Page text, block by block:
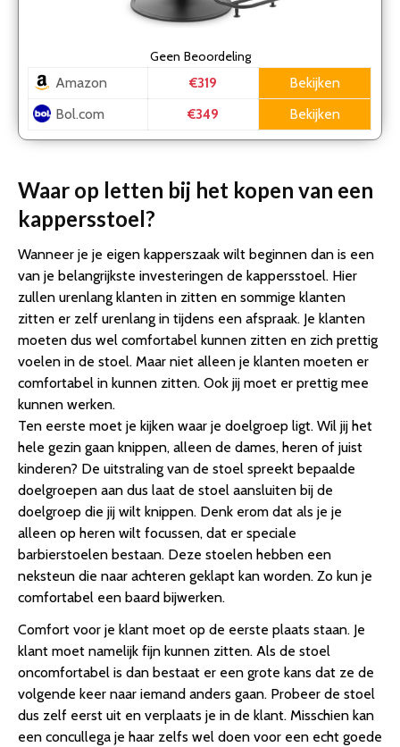
Geen Beoordeling
Amazon €319
Bekijken
Bol.com
€349 Bekijken
Waar op letten bij het kopen van een
kappersstoel?
Wanneer je je eigen kapperszaak wilt beginnen dan is een
van je belangrijkste investeringen de kappersstoel. Hier
zullen urenlang klanten in zitten en sommige klanten
zitten er zelf urenlang in tijdens een afspraak. Je klanten
moeten dus wel comfortabel kunnen zitten en zich prettig
voelen in de stoel. Maar niet alleen je klanten moeten er
comfortabel in kunnen zitten. Ook jij moet er prettig mee
kunnen werken.
Ten eerste moet je kijken waar je doelgroep ligt. Wil jij het
hele gezin gaan knippen, alleen de dames, heren of juist
kinderen? De uitstraling van de stoel spreekt bepaalde
doelgroepen aan dus laat de stoel aansluiten bij de
doelgroep die jij wilt knippen. Denk erom dat als je je
alleen op heren wilt focussen, dat er speciale
barbierstoelen bestaan. Deze stoelen hebben een
neksteun die naar achteren geklapt kan worden. Zo kun je
comfortabel een baard bijwerken.
Comfort voor je klant moet op de eerste plaats staan. Je
klant moet namelijk fijn kunnen zitten. Als de stoel
oncomfortabel is dan bestaat er een grote kans dat ze de
volgende keer naar iemand anders gaan. Probeer de stoel
dus zelf eerst uit en verplaats je in de klant. Misschien kan
een concullega je haar zelfs wel doen voor een echt goede